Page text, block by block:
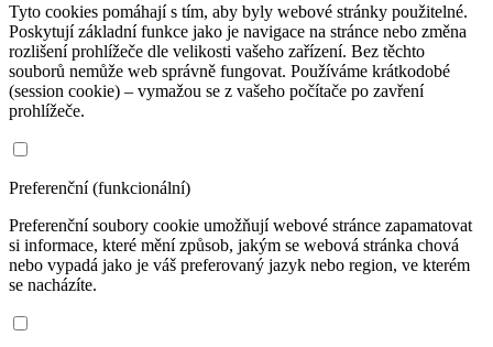
Tyto cookies pomáhají s tím, aby byly webové stránky použitelné.
Poskytují základní funkce jako je navigace na stránce nebo změna
rozlišení prohlížeče dle velikosti vašeho zařízení. Bez těchto
souborů nemůže web správně fungovat. Používáme krátkodobé
(session cookie) – vymažou se z vašeho počítače po zavření
prohlížeče.
Preferenční (funkcionální)
Preferenční soubory cookie umožňují webové stránce zapamatovat
si informace, které mění způsob, jakým se webová stránka chová
nebo vypadá jako je váš preferovaný jazyk nebo region, ve kterém
se nacházíte.